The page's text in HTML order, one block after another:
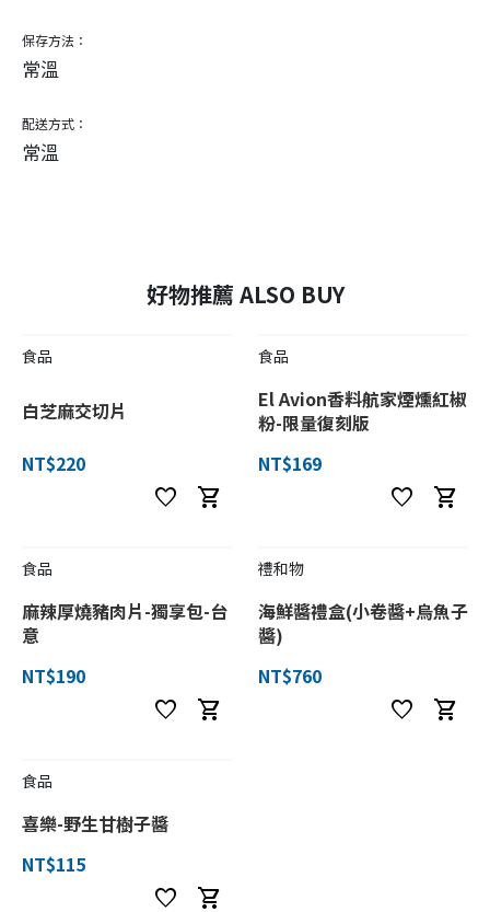
保存方法：
常溫
配送方式：
常溫
好物推薦 ALSO BUY
食品
白芝麻交切片
NT$220
favorite shopping_cart
食品
El Avion香料航家煙燻紅椒
粉-限量復刻版
NT$169
favorite shopping_cart
食品
麻辣厚燒豬肉片-獨享包-台
意
NT$190
favorite shopping_cart
禮和物
海鮮醬禮盒(小卷醬+烏魚子
醬)
NT$760
favorite shopping_cart
食品
喜樂-野生甘樹子醬
NT$115
favorite shopping_cart